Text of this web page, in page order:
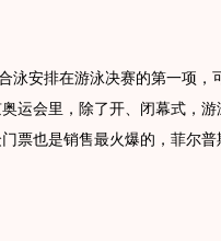
安排在游泳决赛的第一项，
运会里，除了开、闭幕式，
票也是销售最火爆的，菲尔普